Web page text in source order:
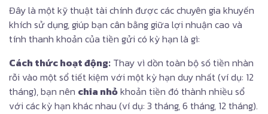
Đây là một kỹ thuật tài chính được các chuyên gia khuyến
khích sử dụng, giúp bạn cân bằng giữa lợi nhuận cao và
tính thanh khoản của tiền gửi có kỳ hạn là gì:
Cách thức hoạt động: Thay vì dồn toàn bộ số tiền nhàn
rỗi vào một sổ tiết kiệm với một kỳ hạn duy nhất (ví dụ: 12
tháng), bạn nên chia nhỏkhoản tiền đó thành nhiều sổ
với các kỳ hạn khác nhau (ví dụ: 3 tháng, 6 tháng, 12 tháng).